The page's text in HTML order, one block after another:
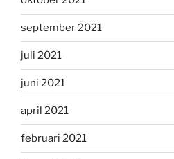
september 2021
juli 2021
juni 2021
april 2021
februari 2021